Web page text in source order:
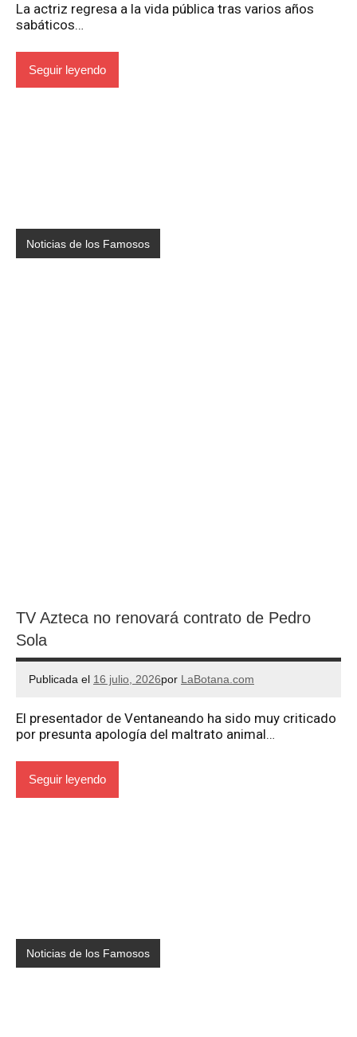
La actriz regresa a la vida pública tras varios años
sabáticos…
Seguir leyendo
Noticias de los Famosos
TV Azteca no renovará contrato de Pedro
Sola
Publicada el 16 julio, 2026por LaBotana.com
El presentador de Ventaneando ha sido muy criticado
por presunta apología del maltrato animal…
Seguir leyendo
Noticias de los Famosos